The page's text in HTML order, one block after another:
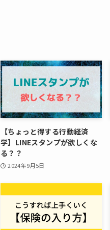
【ちょっと得する行動経済
学】LINEスタンプが欲しくな
る？？
2024年9月5日